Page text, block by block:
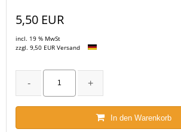
5,50 EUR
incl. 19 % MwSt
zzgl. 9,50 EUR Versand
In den Warenkorb